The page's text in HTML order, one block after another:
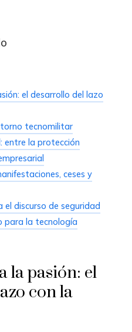
el desarrollo del lazo
tecnomilitar
entre la protección
ceses y
el discurso de seguridad
para la tecnología
la pasión: el
con la